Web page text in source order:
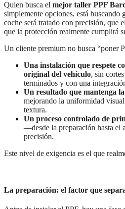
Quien busca el mejor taller PPF
simplemente opciones, está buscando
coche será tratado con precisión, que
que la protección realmente cumplirá
Un cliente premium no busca “poner
Una instalación que respete
original del vehículo, sin
terminados y con una
Un resultado que mantenga
mejorando la uniformidad
textura.
Un proceso controlado de
—desde la preparación hasta el
precisión.
Este nivel de exigencia es el que
La preparación: el factor que